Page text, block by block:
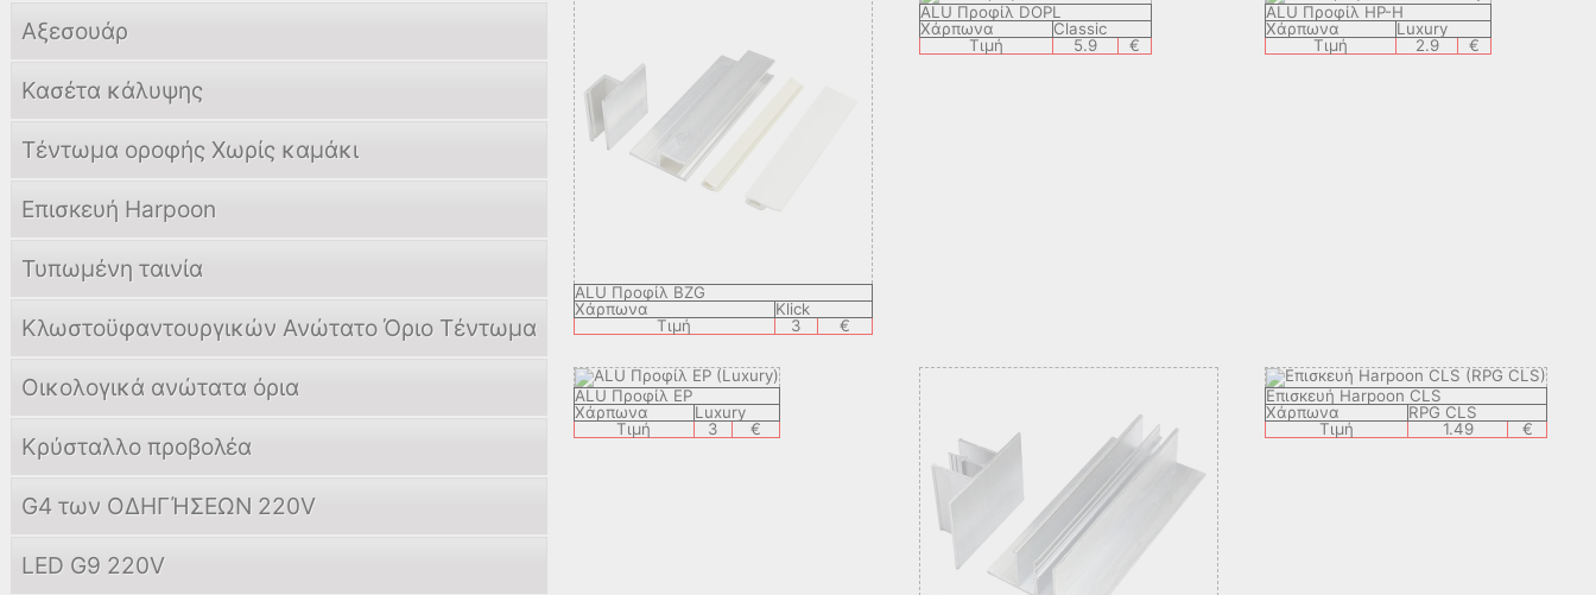
Αξεσουάρ
Κασέτα κάλυψης
Τέντωμα оρоφής Χωρίς καμάκι
Eπισкευή Harpoon
Τυπωμένη ταινία
Κλωστοϋφαντουργικών Ανώτατο Όριο Τέντωμα
Οικολογικά ανώτατα όρια
Κρύσταλλο προβολέα
G4 των ΟΔΗΓΉΣΕΩΝ 220V
LED G9 220V
ALU Προφίλ BZG
Χάρπωνα
Klick
Τιμή
3 €
ALU Προφίλ DOPL
Χάρπωνα
Classic
Τιμή
5.9 €
ALU Προφίλ HP-H
Χάρπωνα
Luxury
Τιμή
2.9 €
ALU Προφίλ EP
Χάρπωνα
Luxury
Τιμή
3 €
Eπισкευή Harpoon CLS
Χάρπωνα
RPG CLS
Τιμή
1.49 €